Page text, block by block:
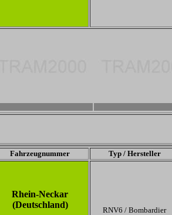
Fahrzeugnummer Typ / Hersteller
Rhein-Neckar
(Deutschland)
RNV6 / Bombardier